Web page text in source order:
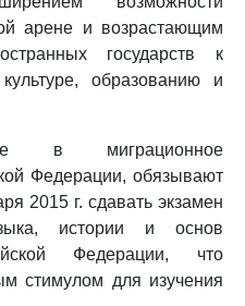
арене и возрастающим
государств к
образованию и
в миграционное
Федерации, обязывают
2015 г. сдавать экзамен
истории и основ
Федерации, что
стимулом для изучения